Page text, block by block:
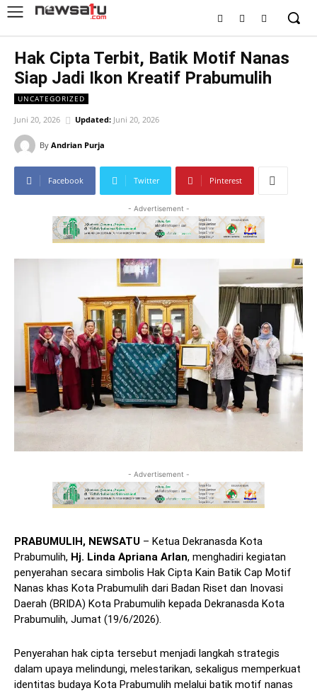
Hak Cipta Terbit, Batik Motif Nanas
Siap Jadi Ikon Kreatif Prabumulih
UNCATEGORIZED
Juni 20, 2026 Updated: Juni 20, 2026
By Andrian Purja
Facebook Twitter Pinterest
- Advertisement -
- Advertisement -
PRABUMULIH, NEWSATU – Ketua Dekranasda Kota
Prabumulih, Hj. Linda Apriana Arlan, menghadiri kegiatan
penyerahan secara simbolis Hak Cipta Kain Batik Cap Motif
Nanas khas Kota Prabumulih dari Badan Riset dan Inovasi
Daerah (BRIDA) Kota Prabumulih kepada Dekranasda Kota
Prabumulih, Jumat (19/6/2026).
Penyerahan hak cipta tersebut menjadi langkah strategis
dalam upaya melindungi, melestarikan, sekaligus memperkuat
identitas budaya Kota Prabumulih melalui batik motif nanas